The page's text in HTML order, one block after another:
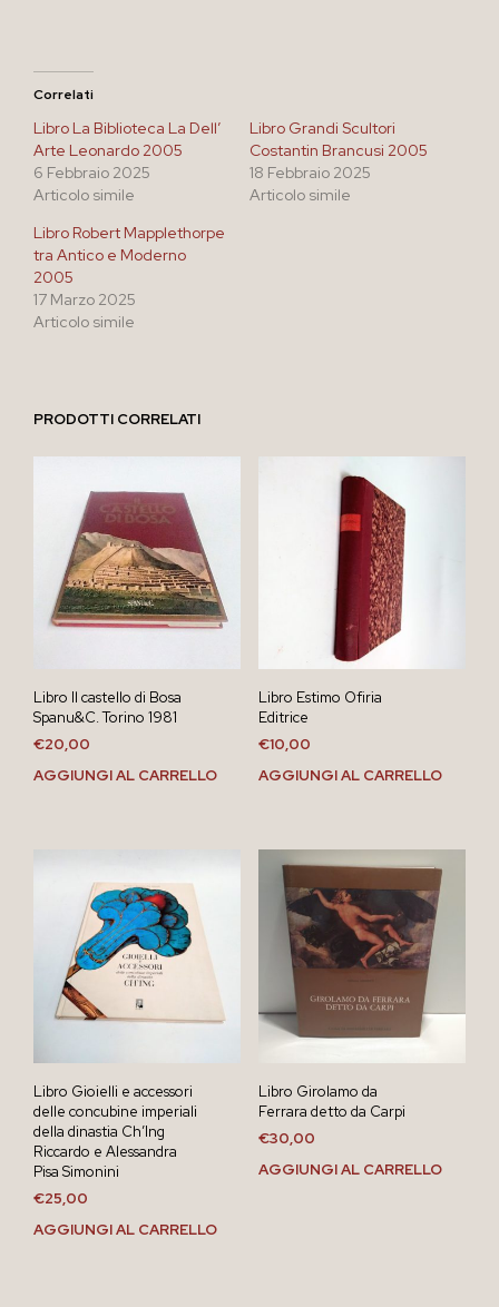
Correlati
Libro La Biblioteca La Dell’
Arte Leonardo 2005
6 Febbraio 2025
Articolo simile
Libro Grandi Scultori
Costantin Brancusi 2005
18 Febbraio 2025
Articolo simile
Libro Robert Mapplethorpe
tra Antico e Moderno
2005
17 Marzo 2025
Articolo simile
PRODOTTI CORRELATI
Libro Il castello di Bosa
Spanu&C. Torino 1981
€20,00
AGGIUNGI AL CARRELLO
Libro Estimo Ofiria
Editrice
€10,00
AGGIUNGI AL CARRELLO
Libro Gioielli e accessori
delle concubine imperiali
della dinastia Ch’Ing
Riccardo e Alessandra
Pisa Simonini
€25,00
AGGIUNGI AL CARRELLO
Libro Girolamo da
Ferrara detto da Carpi
€30,00
AGGIUNGI AL CARRELLO